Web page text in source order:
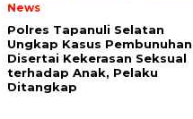
News
Polres Tapanuli Selatan
Ungkap Kasus Pembunuhan
Disertai Kekerasan Seksual
terhadap Anak, Pelaku
Ditangkap